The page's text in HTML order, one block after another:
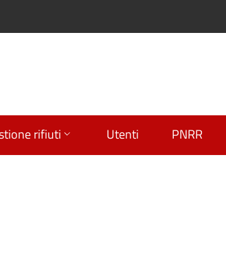
rifiuti Utenti PNRR